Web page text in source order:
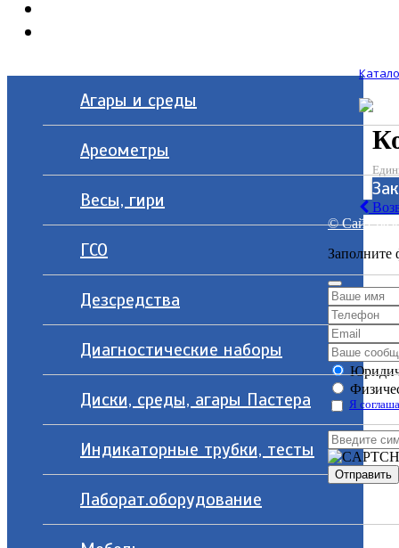
Агары и среды
Ареометры
Весы, гири
ГСО
Дезсредства
Диагностические наборы
Диски, среды, агары Пастера
Индикаторные трубки, тесты
Лаборат.оборудование
© Сайт
Заполните
Я